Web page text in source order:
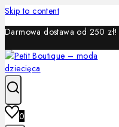
Skip to content
Darmowa dostawa od 250 zł!
0